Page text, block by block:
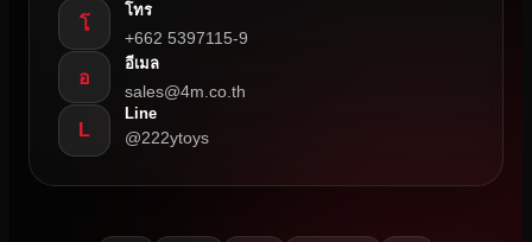
โ
โทร
+662 5397115-9
อ
อีเมล
sales@4m.co.th
L
Line
@222ytoys